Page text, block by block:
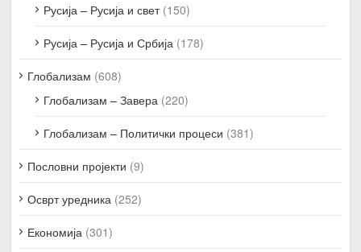
Русија – Русија и свет(150)
Русија – Русија и Србија (178)
Глобализам (608)
Глобализам – Завера (220)
Глобализам – Политички процеси (381)
Пословни пројекти (9)
Осврт уредника (252)
Економија (301)